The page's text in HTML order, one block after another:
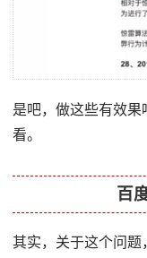
是吧，做这些有效
看。
百
其实，关于这个问